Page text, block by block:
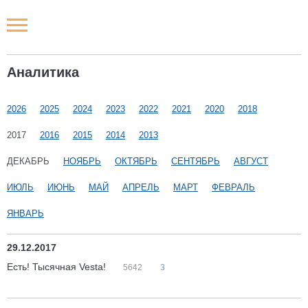
Аналитика
2026 2025 2024 2023 2022 2021 2020 2018
2017 2016 2015 2014 2013
ДЕКАБРЬ НОЯБРЬ ОКТЯБРЬ СЕНТЯБРЬ АВГУСТ
ИЮЛЬ ИЮНЬ МАЙ АПРЕЛЬ МАРТ ФЕВРАЛЬ
ЯНВАРЬ
29.12.2017
Есть! Тысячная Vesta!
5642 3
Новости РФ
Наши мероприятия
Статьи